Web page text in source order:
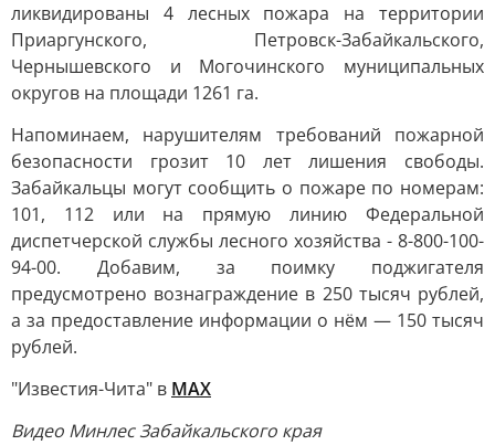
ликвидированы 4 лесных пожара на территории
Приаргунского, Петровск-Забайкальского,
Чернышевского и Могочинского муниципальных
округов на площади 1261 га.
Напоминаем, нарушителям требований пожарной
безопасности грозит 10 лет лишения свободы.
Забайкальцы могут сообщить о пожаре по номерам:
101, 112 или на прямую линию Федеральной
диспетчерской службы лесного хозяйства - 8-800-100-
94-00. Добавим, за поимку поджигателя
предусмотрено вознаграждение в 250 тысяч рублей,
а за предоставление информации о нём — 150 тысяч
рублей.
"Известия-Чита" в МАХ
Видео Минлес Забайкальского края